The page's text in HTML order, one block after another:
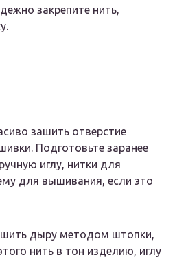
закрепите нить,
зашить отверстие
Подготовьте заранее
иглу, нитки для
для вышивания, если это
дыру методом штопки,
нить в тон изделию, иглу